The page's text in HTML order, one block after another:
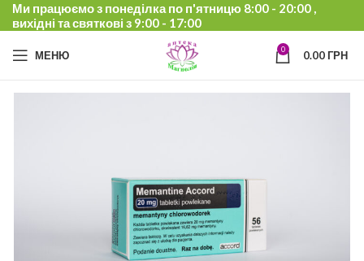
Ми працюємо з понеділка по п'ятницю 8:00 - 20:00 ,
вихідні та святкові з 9:00 - 17:00
МЕНЮ 0 0.00ГРН